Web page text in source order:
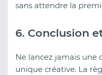
sans attendre la
6. Conclusion
Ne lancez jamais une
unique créative. La